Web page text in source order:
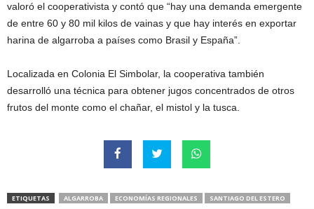
valoró el cooperativista y contó que “hay una demanda emergente
de entre 60 y 80 mil kilos de vainas y que hay interés en exportar
harina de algarroba a países como Brasil y España”.
Localizada en Colonia El Simbolar, la cooperativa también
desarrolló una técnica para obtener jugos concentrados de otros
frutos del monte como el chañar, el mistol y la tusca.
ETIQUETAS ALGARROBA ECONOMÍAS REGIONALES SANTIAGO DEL ESTERO